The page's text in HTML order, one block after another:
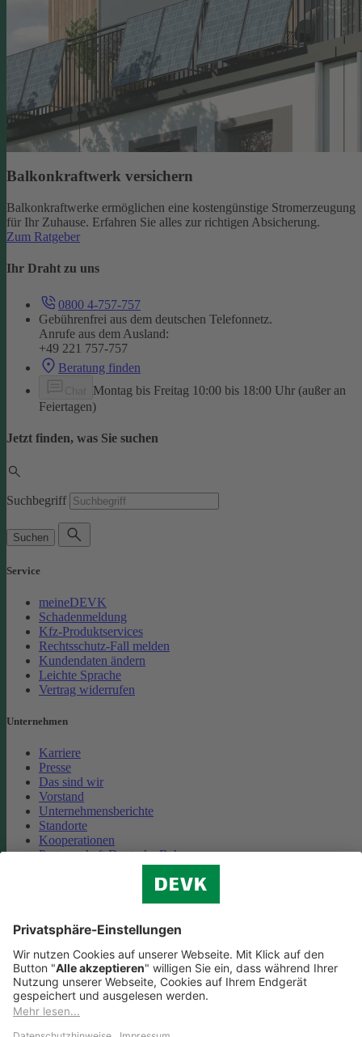
Balkonkraftwerk versichern
Balkonkraftwerke ermöglichen eine kostengünstige Stromerzeugung
für Ihr Zuhause. Erfahren Sie alles zur richtigen Absicherung.
Zum Ratgeber
Ihr Draht zu uns
0800 4-757-757
Gebührenfrei aus dem deutschen Telefonnetz.
Anrufe aus dem Ausland:
+49 221 757-757
Beratung finden
Montag bis Freitag 10:00 bis 18:00 Uhr (außer an
Feiertagen)
Jetzt finden, was Sie suchen
Suchbegriff
Suchen
Service
meineDEVK
Schadenmeldung
Kfz-Produktservices
Rechtsschutz-Fall melden
Kundendaten ändern
Leichte Sprache
Vertrag widerrufen
Unternehmen
Karriere
Presse
Das sind wir
Vorstand
Unternehmensberichte
Standorte
Kooperationen
Partnerschaft Deutsche Bahn
Cookie-Einstellungen
Datenschutz
Impressum
Streitbeilegung